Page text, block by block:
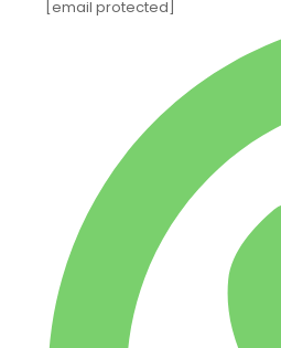
[email protected]